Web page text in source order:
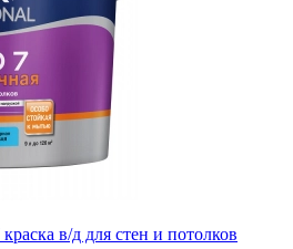
в/д для стен и потолков